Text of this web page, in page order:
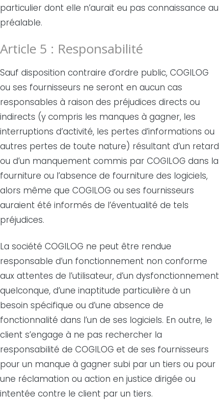
particulier dont elle n’aurait eu pas connaissance au
préalable.
Article 5 : Responsabilité
Sauf disposition contraire d’ordre public, COGILOG
ou ses fournisseurs ne seront en aucun cas
responsables à raison des préjudices directs ou
indirects (y compris les manques à gagner, les
interruptions d’activité, les pertes d’informations ou
autres pertes de toute nature) résultant d’un retard
ou d’un manquement commis par COGILOG dans la
fourniture ou l’absence de fourniture des logiciels,
alors même que COGILOG ou ses fournisseurs
auraient été informés de l’éventualité de tels
préjudices.
La société COGILOG ne peut être rendue
responsable d’un fonctionnement non conforme
aux attentes de l’utilisateur, d’un dysfonctionnement
quelconque, d’une inaptitude particulière à un
besoin spécifique ou d’une absence de
fonctionnalité dans l’un de ses logiciels. En outre, le
client s’engage à ne pas rechercher la
responsabilité de COGILOG et de ses fournisseurs
pour un manque à gagner subi par un tiers ou pour
une réclamation ou action en justice dirigée ou
intentée contre le client par un tiers.